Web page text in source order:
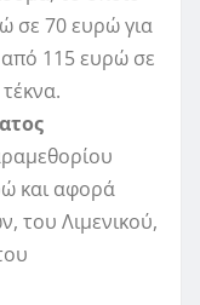
σε 70 ευρώ για
από 115 ευρώ σε
και αφορά
του Λιμενικού,